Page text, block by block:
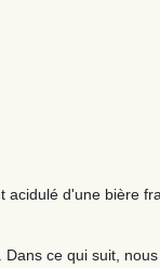
d'une bière
ce qui suit,